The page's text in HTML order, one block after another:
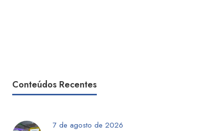
Conteúdos Recentes
7 de agosto de 2026